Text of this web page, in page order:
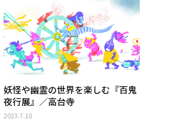
妖怪や幽霊の世界を楽しむ『百鬼
夜行展』／高台寺
2023.7.10